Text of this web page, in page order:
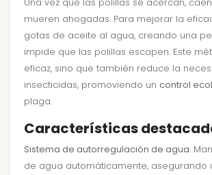
Una vez que las polillas se acercan,
mueren ahogadas. Para mejorar la
gotas de aceite al agua, creando una
impide que las polillas escapen. Este
eficaz, sino que también reduce la
insecticidas, promoviendo un control
plaga.
Características
Sistema de autorregulación de agua:
de agua automáticamente, asegurando